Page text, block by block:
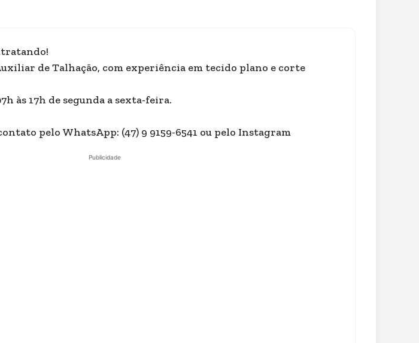
de Talhação, com experiência em tecido plano e corte
às 17h de segunda a sexta-feira.
pelo WhatsApp: (47) 9 9159-6541 ou pelo Instagram
Publicidade